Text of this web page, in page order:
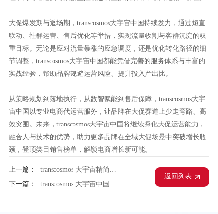
大促爆发期与返场期，transcosmos大宇宙中国持续发力，通过短直
联动、社群运营、售后优化等举措，实现流量收割与客群沉淀的双
重目标。无论是应对流量暴涨的应急调度，还是优化转化路径的细
节调整，transcosmos大宇宙中国都能凭借完善的服务体系与丰富的
实战经验，帮助品牌规避运营风险、提升投入产出比。
从策略规划到落地执行，从数智赋能到售后保障，transcosmos大宇
宙中国以专业电商代运营服务，让品牌在大促赛道上少走弯路、高
效突围。未来，transcosmos大宇宙中国将继续深化大促运营能力，
融合人与技术的优势，助力更多品牌在全域大促场景中突破增长瓶
颈，登顶类目销售榜单，解锁电商增长新可能。
上一篇：
transcosmos 大宇宙精简线上运营损耗，凸显电商代运营实用优势
下一篇：
transcosmos 大宇宙中国合理优化运营成本，专业客服外包更省心
返回列表